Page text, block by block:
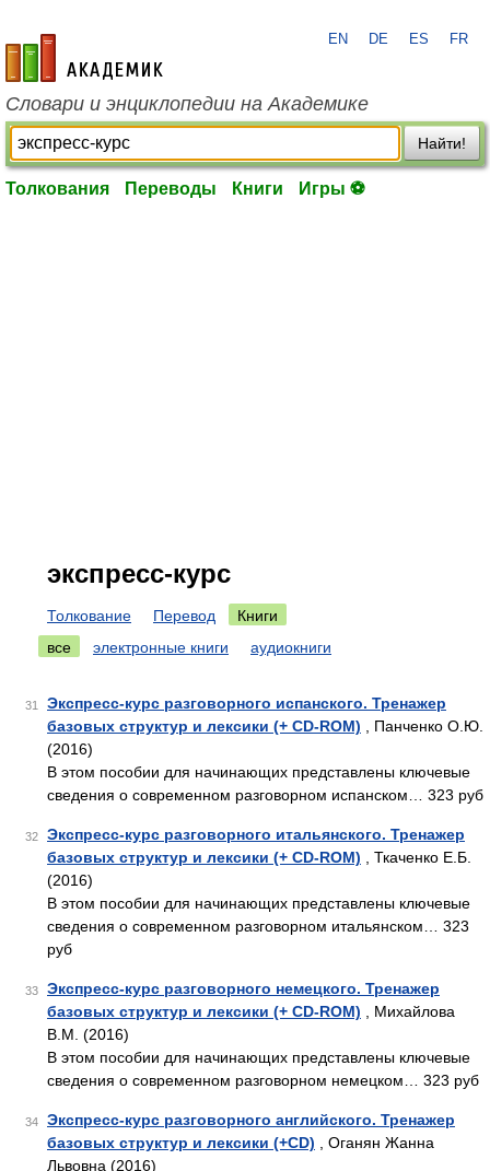
academic.ru
EN DE ES FR
Словари и энциклопедии на Академике
Найти!
Толкования Переводы Книги Игры ⚽
экспресс-курс
Толкование Перевод
Книги
все
электронные книги аудиокниги
31
Экспресс-курс разговорного испанского. Тренажер
базовых структур и лексики (+ CD-ROM) , Панченко О.Ю.
(2016)
В этом пособии для начинающих представлены ключевые
сведения о современном разговорном испанском… 323 руб
32
Экспресс-курс разговорного итальянского. Тренажер
базовых структур и лексики (+ CD-ROM) , Ткаченко Е.Б.
(2016)
В этом пособии для начинающих представлены ключевые
сведения о современном разговорном итальянском… 323
руб
33
Экспресс-курс разговорного немецкого. Тренажер
базовых структур и лексики (+ CD-ROM) , Михайлова
В.М. (2016)
В этом пособии для начинающих представлены ключевые
сведения о современном разговорном немецком… 323 руб
34
Экспресс-курс разговорного английского. Тренажер
базовых структур и лексики (+CD) , Оганян Жанна
Львовна (2016)